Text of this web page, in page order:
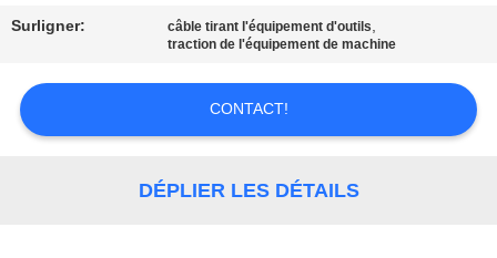
LES
AFFAIRES
Surligner: câble tirant l'équipement d'outils,
traction de l'équipement de machine
CONTACT!
DÉPLIER LES DÉTAILS